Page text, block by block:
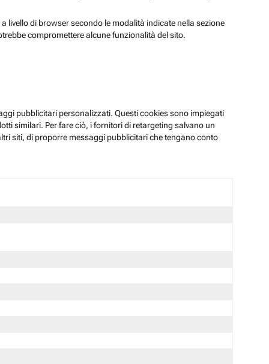
livello di browser secondo le modalità indicate nella sezione
compromettere alcune funzionalità del sito.
pubblicitari personalizzati. Questi cookies sono impiegati
similari. Per fare ciò, i fornitori di retargeting salvano un
siti, di proporre messaggi pubblicitari che tengano conto